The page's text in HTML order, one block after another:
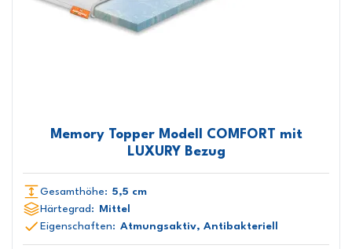
Memory Topper Modell COMFORT mit
LUXURY Bezug
Gesamthöhe: 5,5 cm
Härtegrad: Mittel
Eigenschaften: Atmungsaktiv, Antibakteriell